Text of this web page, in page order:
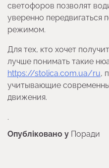
светофоров позволят
уверенно передвигаться
режимом.
Для тех, кто хочет
лучше понимать такие
https://stolica.com.ua/ru,
учитывающие
движения.
.
Опубліковано у Поради